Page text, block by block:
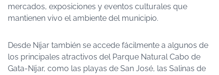
mercados, exposiciones y eventos culturales que
mantienen vivo el ambiente del municipio.
Desde Níjar también se accede fácilmente a algunos de
los principales atractivos del Parque Natural Cabo de
Gata-Níjar, como las playas de San José, las Salinas de